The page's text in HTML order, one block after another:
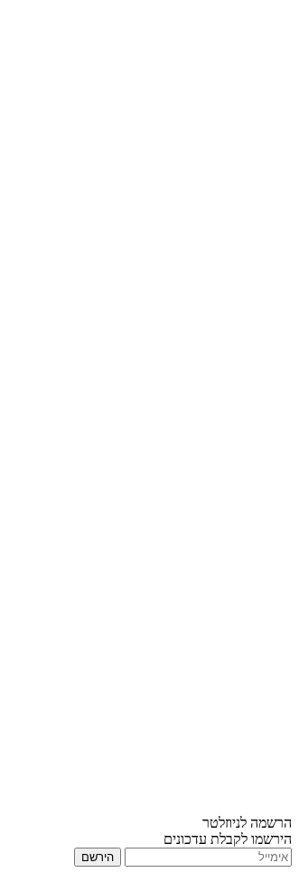
הרשמה לניוזלטר
הירשמו לקבלת עדכונים
הירשם